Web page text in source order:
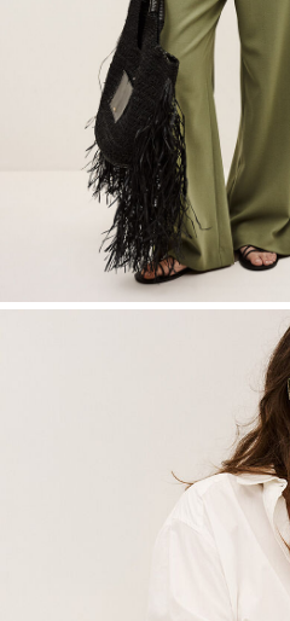
Sweatshirts